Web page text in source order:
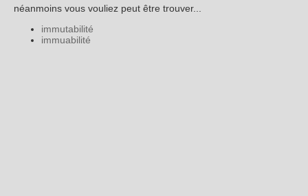
néanmoins vous vouliez peut être trouver...
immutabilité
immuabilité